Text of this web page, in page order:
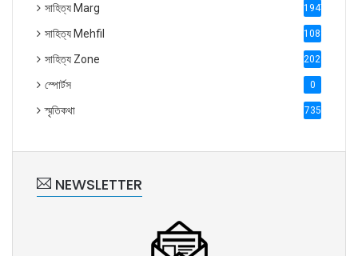
সাহিত্য Marg 1947
সাহিত্য Mehfil 1088
সাহিত্য Zone 2028
স্পোর্টস 0
স্মৃতিকথা 735
NEWSLETTER